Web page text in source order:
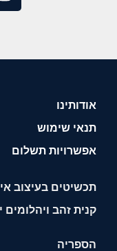
אודותינו
תנאי שימוש
אפשרויות תשלום
תכשיטים בעיצוב
קנית זהב ויהלומים
הספריה